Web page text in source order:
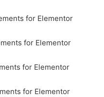
for Elementor
for Elementor
for Elementor
for Elementor